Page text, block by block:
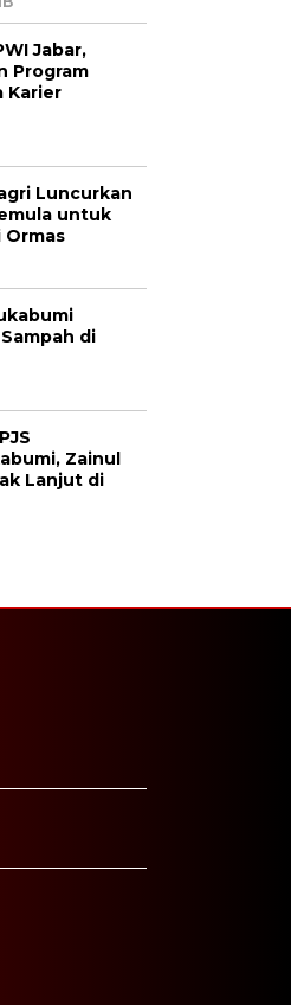
Jabar,
Program
Karier
Luncurkan
untuk
Ormas
di
Zainul
Lanjut di